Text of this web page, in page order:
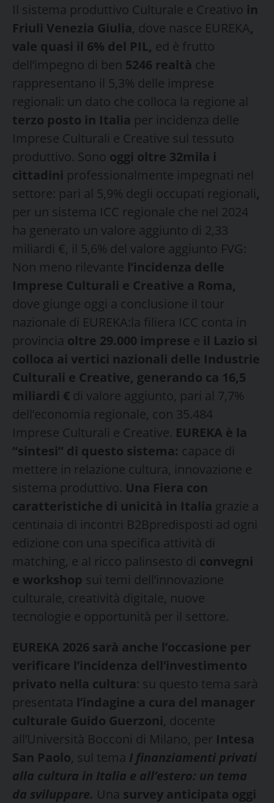
Il sistema produttivo Culturale e Creativo in
Friuli Venezia Giulia, dove nasce EUREKA,
vale quasi il 6% del PIL, ed è frutto
dell’impegno di ben 5246 realtà che
rappresentano il 5,3% delle imprese
regionali: un dato che colloca la regione al
terzo posto in Italia per incidenza delle
Imprese Culturali e Creative sul tessuto
produttivo. Sono oggi oltre 32mila i
cittadini professionalmente impegnati nel
settore: pari al 5,9% degli occupati regionali,
per un sistema ICC regionale che nel 2024
ha generato un valore aggiunto di 2,33
miliardi €, il 5,6% del valore aggiunto FVG:
Non meno rilevante l’incidenza delle
Imprese Culturali e Creative a Roma,
dove giunge oggi a conclusione il tour
nazionale di EUREKA:la filiera ICC conta in
provincia oltre 29.000 imprese e il Lazio si
colloca ai vertici nazionali delle Industrie
Culturali e Creative, generando ca 16,5
miliardi € di valore aggiunto, pari al 7,7%
dell’economia regionale, con 35.484
Imprese Culturali e Creative. EUREKA è la
“sintesi” di questo sistema: capace di
mettere in relazione cultura, innovazione e
sistema produttivo. Una Fiera con
caratteristiche di unicità in Italia grazie a
centinaia di incontri B2Bpredisposti ad ogni
edizione con una specifica attività di
matching, e al ricco palinsesto di convegni
e workshop sui temi dell’innovazione
culturale, creatività digitale, nuove
tecnologie e opportunità per il settore.
EUREKA 2026 sarà anche l’occasione per
verificare l’incidenza dell’investimento
privato nella cultura: su questo tema sarà
presentata l’indagine a cura del manager
culturale Guido Guerzoni, docente
all’Università Bocconi di Milano, per Intesa
San Paolo, sul tema I finanziamenti privati
alla cultura in Italia e allʼestero: un tema
da sviluppare. Una survey anticipata oggi